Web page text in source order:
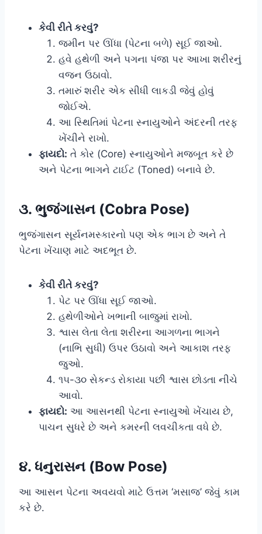
કેવી રીતે કરવું?
જમીન પર ઊંધા (પેટના બળે) સૂઈ જાઓ.
હવે હથેળી અને પગના પંજા પર આખા શરીરનું
વજન ઉઠાવો.
તમારું શરીર એક સીધી લાકડી જેવું હોવું
જોઈએ.
આ સ્થિતિમાં પેટના સ્નાયુઓને અંદરની તરફ
ખેંચીને રાખો.
ફાયદો: તે કોર (Core) સ્નાયુઓને મજબૂત કરે છે
અને પેટના ભાગને ટાઈટ (Toned) બનાવે છે.
૩. ભુજંગાસન (Cobra Pose)
ભુજંગાસન સૂર્યનમસ્કારનો પણ એક ભાગ છે અને તે
પેટના ખેંચાણ માટે અદભૂત છે.
કેવી રીતે કરવું?
પેટ પર ઊંધા સૂઈ જાઓ.
હથેળીઓને ખભાની બાજુમાં રાખો.
શ્વાસ લેતા લેતા શરીરના આગળના ભાગને
(નાભિ સુધી) ઉપર ઉઠાવો અને આકાશ તરફ
જુઓ.
૧૫-૩૦ સેકન્ડ રોકાયા પછી શ્વાસ છોડતા નીચે
આવો.
ફાયદો: આ આસનથી પેટના સ્નાયુઓ ખેંચાય છે,
પાચન સુધરે છે અને કમરની લવચીકતા વધે છે.
૪. ધનુરાસન (Bow Pose)
આ આસન પેટના અવયવો માટે ઉત્તમ ‘મસાજ’ જેવું કામ
કરે છે.